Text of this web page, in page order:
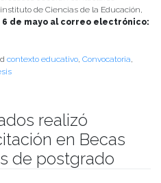
de Ciencias de la Educación,
6 de mayo al correo electrónico:
contexto educativo, Convocatoria,
realizó
en Becas
de postgrado